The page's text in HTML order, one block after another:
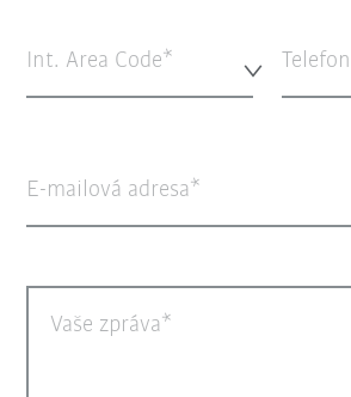
Int. Area Code*
E-mailová adresa
Vaše zpráva